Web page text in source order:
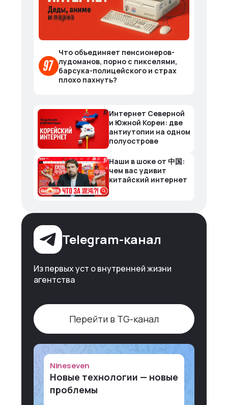
Что объединяет пенсионеров-
лудоманов, порно с пикселями,
барсука-полицейского и страх
плохо пахнуть?
Интернет Северной
и Южной Кореи: две
антиутопии на одном
полуострове
Наши в шоке от 中国:
чем вас удивит
китайский интернет
Telegram-канал
Из первых уст о внутренней жизни
агентства
Перейти в TG-канал
Nineseven
Новые технологии — новые
проблемы